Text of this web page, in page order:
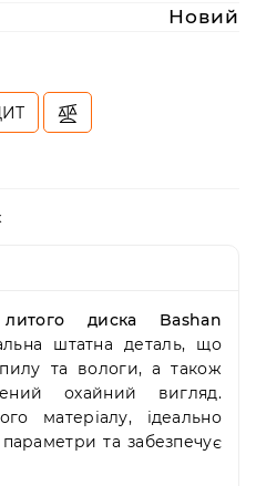
Новий
диска Bashan
штатна деталь, що
та вологи, а також
охайний вигляд.
матеріалу, ідеально
параметри та забезпечує